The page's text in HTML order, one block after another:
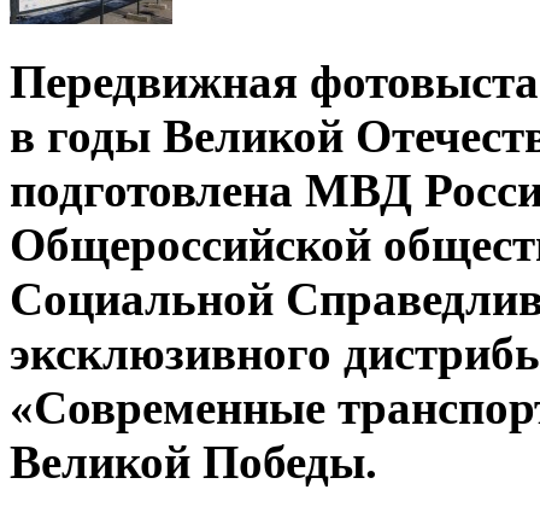
Передвижная
в годы Великой
подготовлена МВД
Общероссийской
Социальной
эксклюзивного
«Современные
Великой Победы.